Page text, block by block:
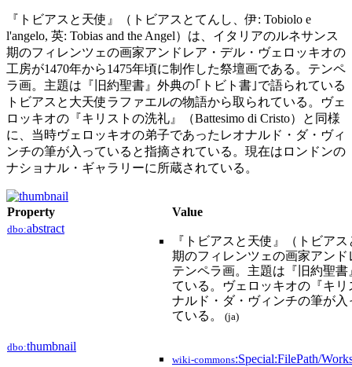
『トビアスと天使』（トビアスとてんし、伊: Tobiolo e
l'angelo, 英: Tobias and the Angel）は、イタリアのルネサンス
期のフィレンツェの画家アンドレア・デル・ヴェロッキオの
工房が1470年から1475年頃に制作した祭壇画である。テンペ
ラ画。主題は『旧約聖書』外典の｢トビト書｣で語られている
トビアスと大天使ラファエルの物語から取られている。ヴェ
ロッキオの『キリストの洗礼』（Battesimo di Cristo）と同様
に、当時ヴェロッキオの弟子であったレオナルド・ダ・ヴィ
ンチの筆が入っていると指摘されている。現在はロンドンの
ナショナル・ギャラリーに所蔵されている。
Property Value
dbo:abstract
『トビアスと天使』（トビア
期のフィレンツェの画家アン
テンペラ画。主題は『旧約聖
ている。ヴェロッキオの『キリ
ナルド・ダ・ヴィンチの筆が
ている。
(ja)
dbo:thumbnail
wiki-commons:Special:FilePath/